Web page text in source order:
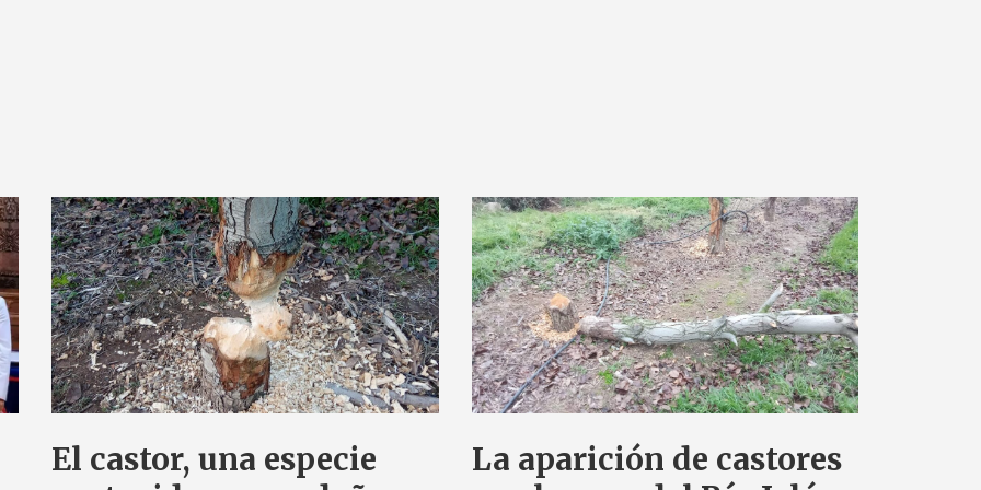
El castor, una especie
La aparición de castores